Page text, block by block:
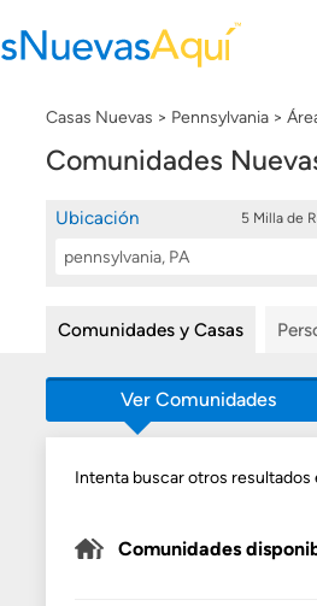
Casas Nuevas Pennsylvania
Comunidades
Ubicación 5 Milla de
Search
Buscar
Comunidades y Casas
Ver Comunidades
Intenta buscar otros resultados
Comunidades